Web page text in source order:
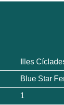
Illes
Blue Star
1